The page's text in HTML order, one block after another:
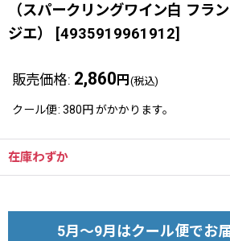
（スパークリングワイン白 フ
ジエ）
[4935919961912]
販売価格: 2,860 円 (税込)
クール便: 380円がかかります。
在庫わずか
5月～9月はクール便でお届